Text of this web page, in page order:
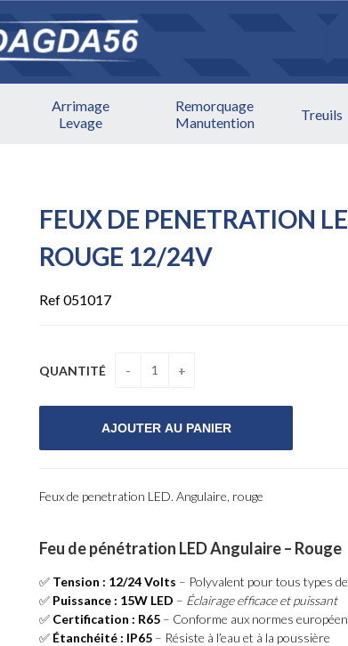
Arrimage
Levage
Remorquage
Manutention
Treuils
FEUX DE PENETRATION
ROUGE 12/24V
Ref 051017
QUANTITÉ
Feux de penetration LED. Angulaire, rouge
Feu de pénétration LED Angulaire – Rouge
✅ Tension : 12/24 Volts – Polyvalent pour tous types
✅ Puissance : 15W LED – Éclairage efficace et puissant
✅ Certification : R65 – Conforme aux normes
✅ Étanchéité : IP65 – Résiste à l’eau et à la poussière